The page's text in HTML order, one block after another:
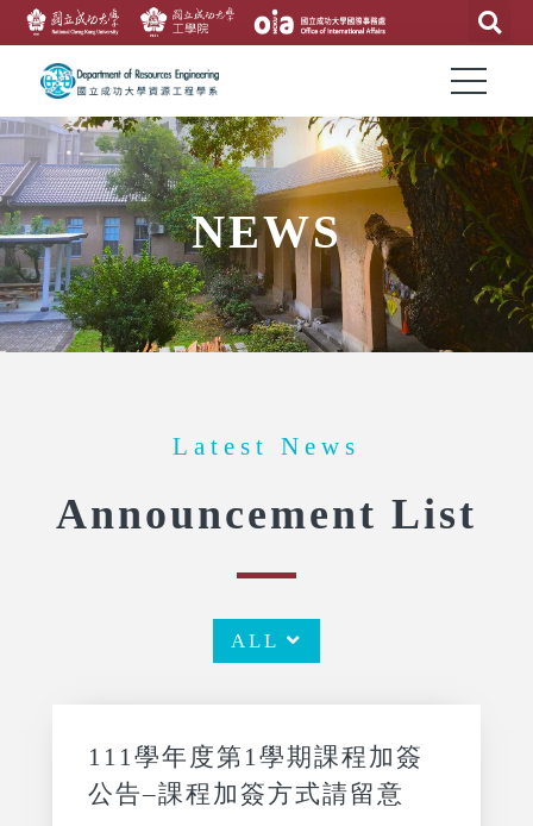
NEWS
Latest News
Announcement List
ALL
111學年度第1學期課程加簽
公告–課程加簽方式請留意